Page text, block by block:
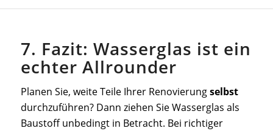
7. Fazit: Wasserglas ist ein
echter Allrounder
Planen Sie, weite Teile Ihrer Renovierungselbst
durchzuführen? Dann ziehen Sie Wasserglas als
Baustoff unbedingt in Betracht. Bei richtiger